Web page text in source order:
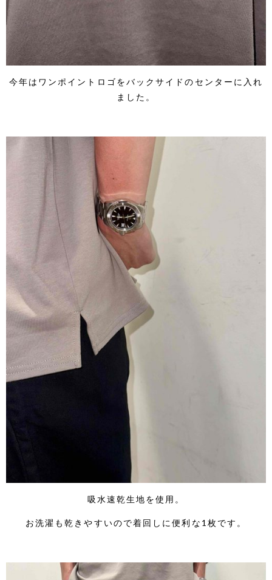
今年はワンポイントロゴをバックサイドのセンターに入れ
ました。
吸水速乾生地を使用。
お洗濯も乾きやすいので着回しに便利な1枚です。